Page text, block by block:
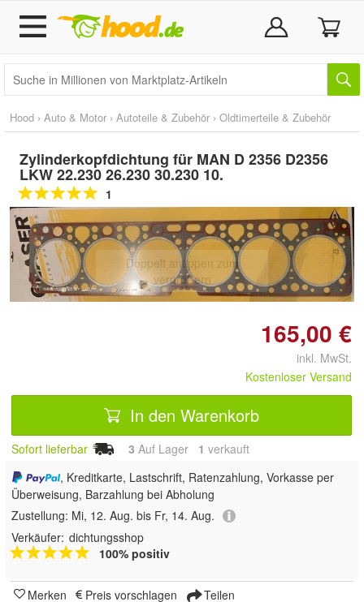
Hood › Auto & Motor › Autoteile & Zubehör › Oldtimerteile & Zubehör
Zylinderkopfdichtung für MAN D 2356 D2356
LKW 22.230 26.230 30.230 10.
1
Doppelt antippen zum
vergrößern
165,00 €
inkl. MwSt.
Kostenloser Versand
In den Warenkorb
Sofort lieferbar 3 Auf Lager 1 verkauft
, Kreditkarte, Lastschrift, Ratenzahlung, Vorkasse per
Überweisung, Barzahlung bei Abholung
Zustellung: Mi, 12. Aug. bis Fr, 14. Aug.
Verkäufer: dichtungsshop
100% positiv
Merken Preis vorschlagen Teilen